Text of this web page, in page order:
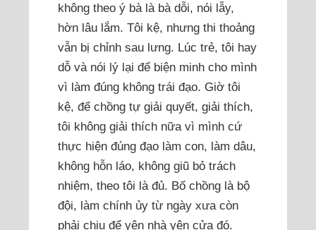
không theo ý bà là bà dỗi, nói lẫy,
hờn lâu lắm. Tôi kệ, nhưng thi thoảng
vẫn bị chỉnh sau lưng. Lúc trẻ, tôi hay
dỗ và nói lý lại để biện minh cho mình
vì làm đúng không trái đạo. Giờ tôi
kệ, để chồng tự giải quyết, giải thích,
tôi không giải thích nữa vì mình cứ
thực hiện đúng đạo làm con, làm dâu,
không hỗn láo, không giũ bỏ trách
nhiệm, theo tôi là đủ. Bố chồng là bộ
đội, làm chính ủy từ ngày xưa còn
phải chịu để yên nhà yên cửa đó.